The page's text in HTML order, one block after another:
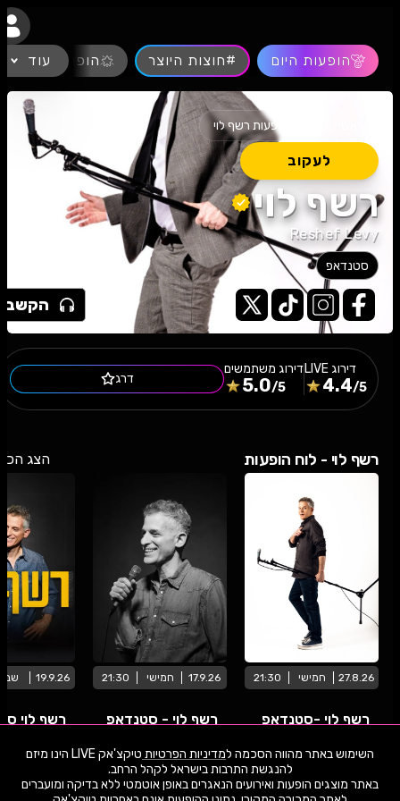
השימוש באתר מהווה הסכמה למדיניות הפרטיות
טיקצ'אק LIVE הינו מיזם
באתר מוצגים הופעות ואירועים הנאגרים באופן אוטמטי ללא בדיקה ומועברים
הופעות היום #חוצות היוצר הופעות חיות
עוד
הופעות רשף לוי
לעקוב
רשף לוי
Reshef Levy
סטנדאפ
הקשב
דירוג
4.4/5
דירוג משתמשים
5.0/5
דרג
רשף לוי - לוח הופעות הצג הכל
27.8.26 חמישי 21:30
רשף לוי -סטנדאפ
17.9.26 חמישי 21:30
רשף לוי - סטנדאפ
19.9.26
רשף לוי
גולדה
שימו -💓- נתוני ההופעות המוצגים עודכנו על ידי בינה מלאכותית מאתר המכירה